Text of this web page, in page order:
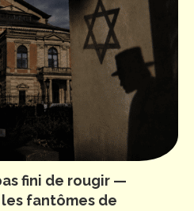
fini de rougir —
les fantômes de